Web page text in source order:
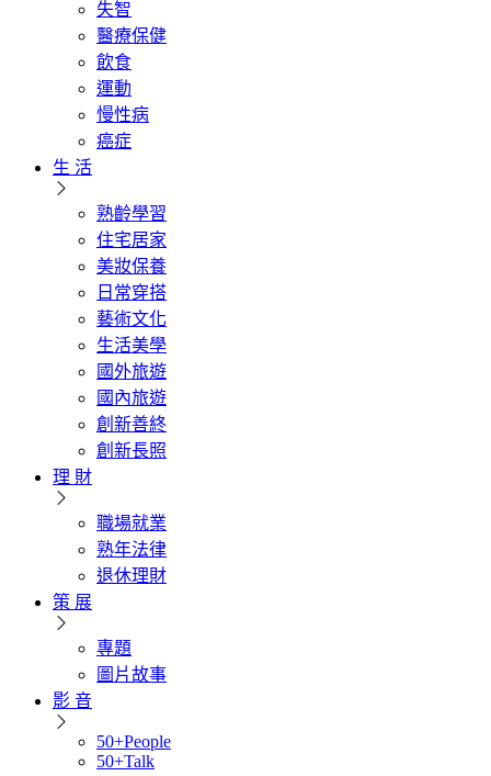
失智
醫療保健
飲食
運動
慢性病
癌症
生 活
熟齡學習
住宅居家
美妝保養
日常穿搭
藝術文化
生活美學
國外旅遊
國內旅遊
創新善終
創新長照
理 財
職場就業
熟年法律
退休理財
策 展
專題
圖片故事
影 音
50+People
50+Talk